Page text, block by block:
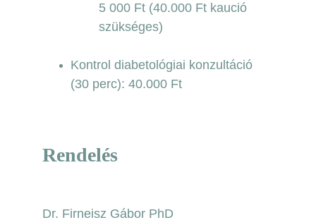
5 000 Ft (40.000 Ft kaució
szükséges)
Kontrol diabetológiai konzultáció
(30 perc): 40.000 Ft
Rendelés
Dr. Firneisz Gábor PhD